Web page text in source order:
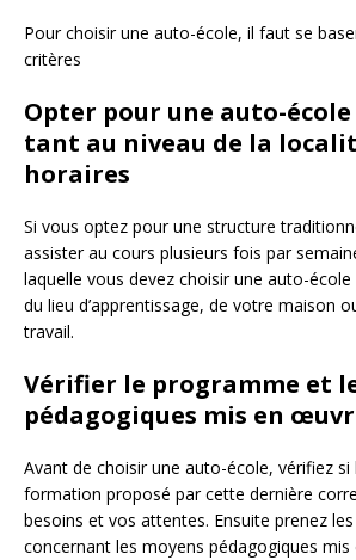
Pour choisir une auto-école, il faut se
critères
Opter pour une auto-école
tant au niveau de la
horaires
Si vous optez pour une structure
assister au cours plusieurs fois par
laquelle vous devez choisir une auto-
du lieu d’apprentissage, de votre maison
travail.
Vérifier le programme et
pédagogiques mis en
Avant de choisir une auto-école, vérifiez si
formation proposé par cette dernière
besoins et vos attentes. Ensuite prenez
concernant les moyens pédagogiques